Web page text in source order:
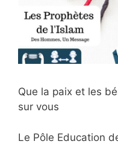
Que la paix et les
sur vous
Le Pôle Education